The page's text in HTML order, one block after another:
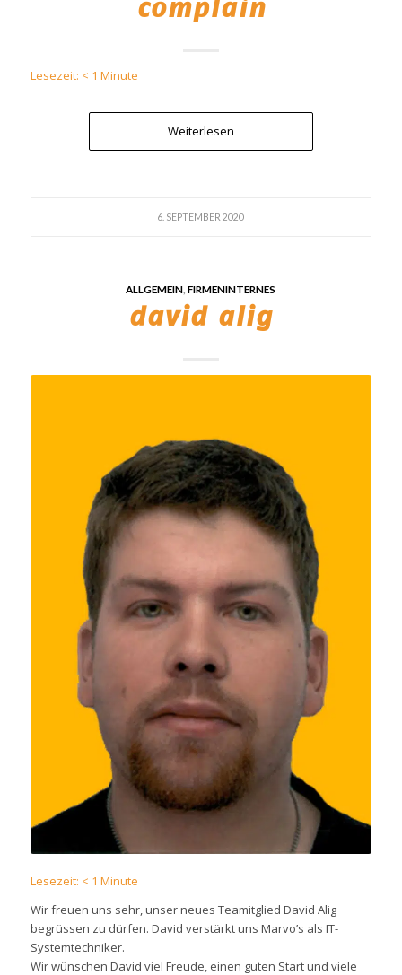
complain
Lesezeit: < 1 Minute
Weiterlesen
6. SEPTEMBER 2020
ALLGEMEIN ,FIRMENINTERNES
david alig
Lesezeit: < 1 Minute
Wir freuen uns sehr, unser neues Teamitglied David Alig
begrüssen zu dürfen. David verstärkt uns Marvo’s als IT-
Systemtechniker.
Wir wünschen David viel Freude, einen guten Start und viele